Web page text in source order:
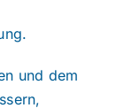
und dem